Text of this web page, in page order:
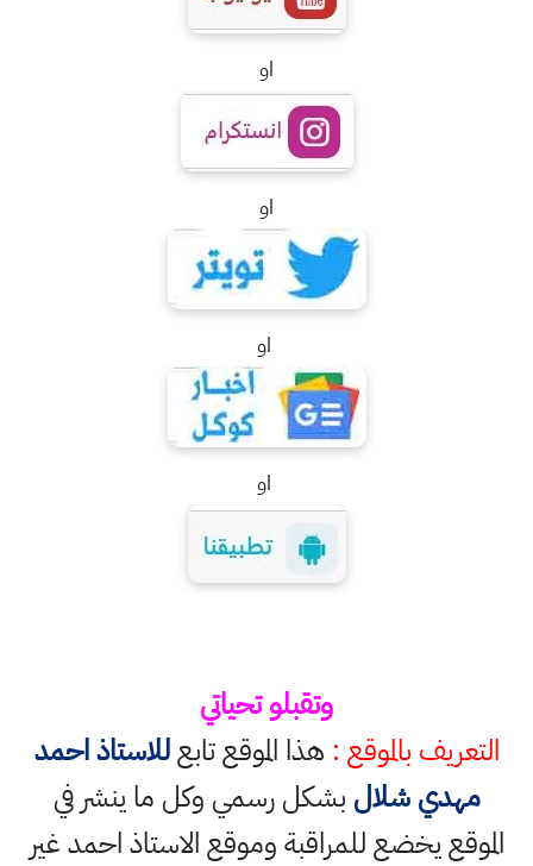
او
او
او
او
وتقبلو تحياتي
التعريف بالموقع : هذا الموقع تابعللاستاذ احمد
مهدي شلال بشكل رسمي وكل ما ينشر في
الموقع يخضع للمراقبة وموقع الاستاذ احمد غير